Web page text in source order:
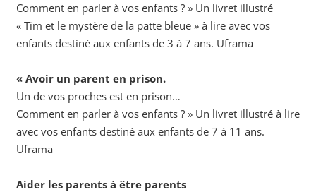
Comment en parler à vos enfants ? » Un livret illustré
« Tim et le mystère de la patte bleue » à lire avec vos
enfants destiné aux enfants de 3 à 7 ans. Uframa
« Avoir un parent en prison.
Un de vos proches est en prison…
Comment en parler à vos enfants ? » Un livret illustré à lire
avec vos enfants destiné aux enfants de 7 à 11 ans.
Uframa
Aider les parents à être parents